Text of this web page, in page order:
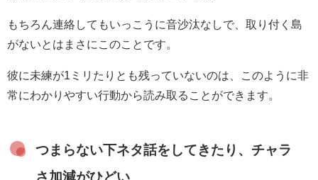
もちろん連絡してもいっこうに音沙汰なしで、取り付く島
がないとはまさにこのことです。
彼に未練が1ミリたりとも残っていないのは、このように非
常にわかりやすい行動から読み取ることができます。
つまらない下ネタ話をしてきたり、チャラ
さ加減がひどい